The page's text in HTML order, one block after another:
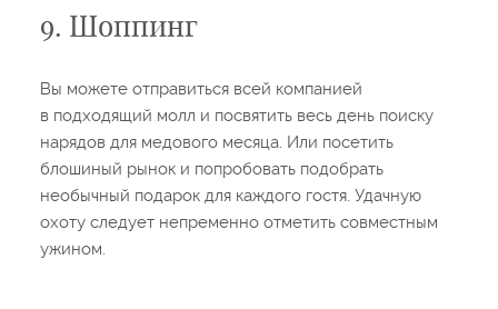
9. Шоппинг
Вы можете отправиться всей компанией
в подходящий молл и посвятить весь день поиску
нарядов для медового месяца. Или посетить
блошиный рынок и попробовать подобрать
необычный подарок для каждого гостя. Удачную
охоту следует непременно отметить совместным
ужином.